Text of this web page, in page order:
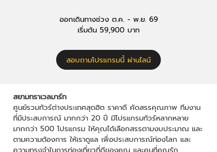
ออกเดินทางช่วง ต.ค. - พ.ย. 69
เริ่มต้น 59,900 บาท
สอบถามโปรแกรมนี้ ผ่านไลน์
สยามทราเวลมาร์ท
ศูนย์รวมทัวร์ต่างประเทศสุดฮิต ราคาดี คัดสรรคุณภาพ ทีมงาน
ที่มีประสบการณ์ มากกว่า 20 ปี มีโปรแกรมทัวร์หลากหลาย
มากกว่า 500 โปรแกรม ให้คุณได้เลือกสรรตามงบประมาณ และ
ตามความต้องการ ให้เราดูแล เพื่อประสบการณ์ท่องโลก และ
ความทรงจำในการท่องเที่ยวที่ดีของคุณ และคนที่คุณรัก